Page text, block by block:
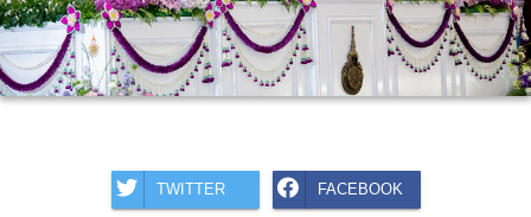
TWITTER FACEBOOK